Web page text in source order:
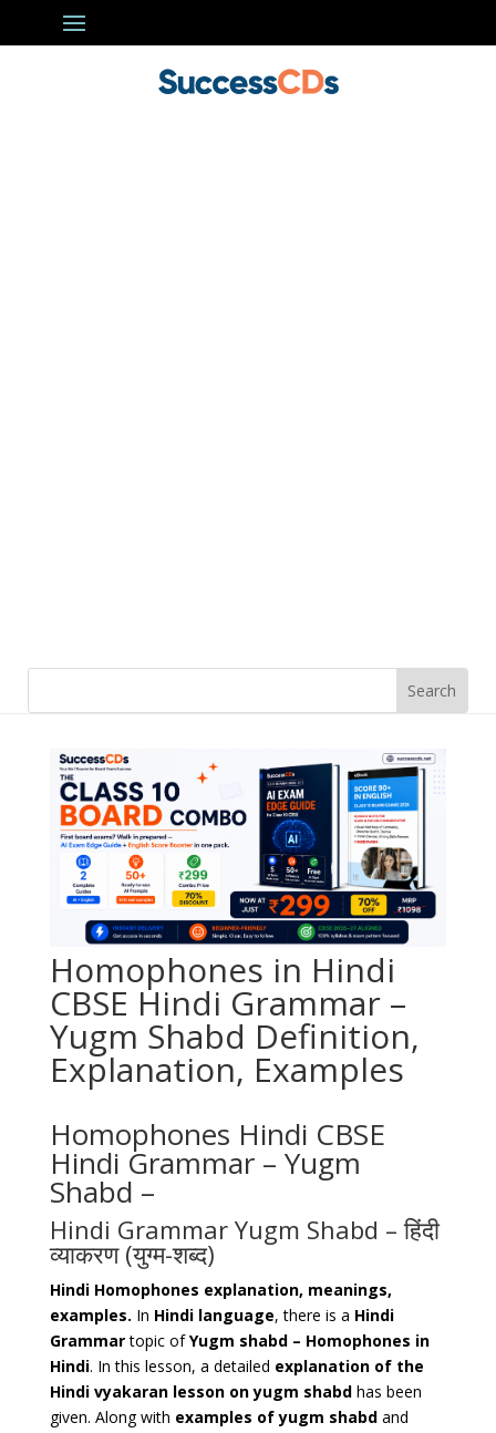
Homophones in Hindi
CBSE Hindi Grammar –
Yugm Shabd Definition,
Explanation, Examples
Homophones Hindi CBSE
Hindi Grammar – Yugm
Shabd –
Hindi Grammar Yugm Shabd – हिंदी
व्याकरण (युग्म-शब्द)
Hindi Homophones explanation, meanings,
examples. In Hindi language, there is a Hindi
Grammartopic ofYugm shabd – Homophones in
Hindi. In this lesson, a detailed explanation of the
Hindi vyakaran lesson on yugm shabdhas been
given. Along with examples of yugm shabd and